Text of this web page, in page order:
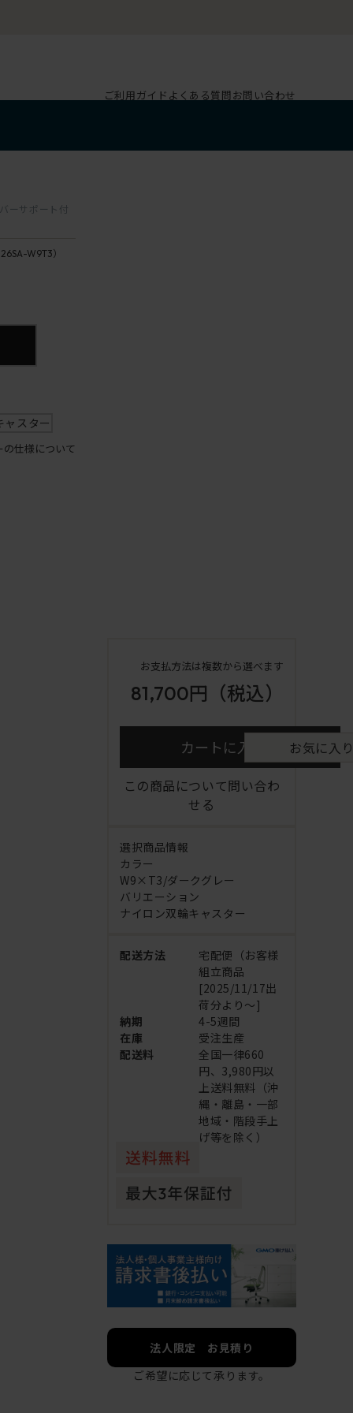
ご利用ガイド よくある質問お問い合わせ
ーサポート付
W9T3）
ャスター
の仕様について
お支払方法は複数から選べます
81,700円 （税込）
カートに入れる お気に入
この商品について問い合わ
せる
選択商品情報
カラー
W9×T3/ダークグレー
バリエーション
ナイロン双輪キャスター
配送方法
宅配便（お客様
組立商品
[2025/11/17出
荷分より～]
納期
4-5週間
在庫
受注生産
配送料
全国一律660
円、3,980円以
上送料無料（沖
縄・離島・一部
地域・階段手上
げ等を除く）
法人限定 お見積り
ご希望に応じて承ります。